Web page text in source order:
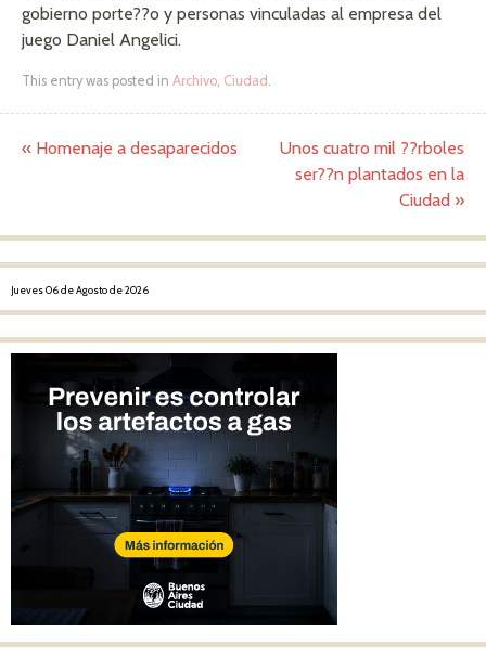
gobierno porte??o y personas vinculadas al empresa del
juego Daniel Angelici.
This entry was posted in Archivo, Ciudad .
Post navigation
« Homenaje a desaparecidos
Unos cuatro mil ??rboles
ser??n plantados en la
Ciudad »
Jueves 06 de Agosto de 2026